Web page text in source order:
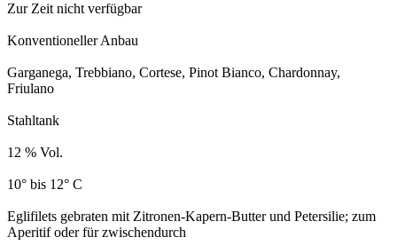
Zur Zeit nicht verfügbar
Konventioneller Anbau
Garganega, Trebbiano, Cortese, Pinot Bianco, Chardonnay,
Friulano
Stahltank
12 % Vol.
10° bis 12° C
Eglifilets gebraten mit Zitronen-Kapern-Butter und Petersilie; zum
Aperitif oder für zwischendurch